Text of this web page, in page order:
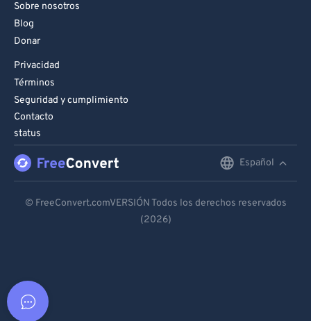
Sobre nosotros
Blog
Donar
Privacidad
Términos
Seguridad y cumplimiento
Contacto
status
Español
Español
© FreeConvert.comVERSIÓN Todos los derechos reservados
(2026)